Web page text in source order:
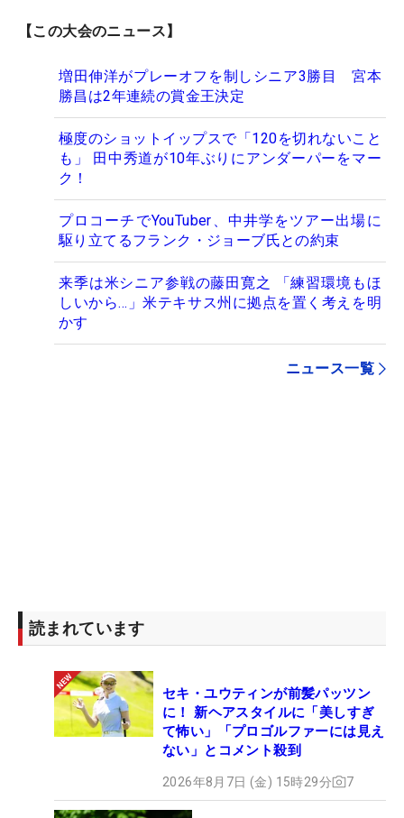
【この大会のニュース】
増田伸洋がプレーオフを制しシニア3勝目 宮本
勝昌は2年連続の賞金王決定
極度のショットイップスで「120を切れないこと
も」 田中秀道が10年ぶりにアンダーパーをマー
ク！
プロコーチでYouTuber、中井学をツアー出場に
駆り立てるフランク・ジョーブ氏との約束
来季は米シニア参戦の藤田寛之 「練習環境もほ
しいから…」米テキサス州に拠点を置く考えを明
かす
ニュース一覧
読まれています
セキ・ユウティンが前髪パッツン
に！ 新ヘアスタイルに「美しすぎ
て怖い」「プロゴルファーには見え
ない」とコメント殺到
2026年8月7日 (金) 15時29分 7